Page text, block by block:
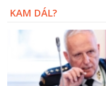
KAM DÁL?